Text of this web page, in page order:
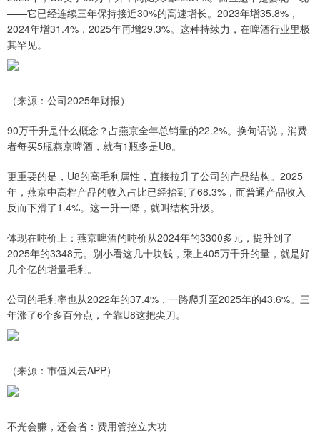
——它已经连续三年保持接近30%的高速增长。2023年增35.8%，
2024年增31.4%，2025年再增29.3%。这种持续力，在啤酒行业里极
其罕见。
（来源：公司2025年财报）
90万千升是什么概念？占燕京全年总销量的22.2%。换句话说，消费
者每买5瓶燕京啤酒，就有1瓶多是U8。
更重要的是，U8的高毛利属性，直接拉升了公司的产品结构。2025
年，燕京中高档产品的收入占比已经抬到了68.3%，而普通产品收入
反而下滑了1.4%。这一升一降，就叫结构升级。
体现在吨价上：燕京啤酒的吨价从2024年的3300多元，提升到了
2025年的3348元。别小看这几十块钱，乘上405万千升的量，就是好
几个亿的增量毛利。
公司的毛利率也从2022年的37.4%，一路爬升至2025年的43.6%。三
年涨了6个多百分点，全靠U8这把尖刀。
（来源：市值风云APP）
不光会赚，还会省：费用管控立大功